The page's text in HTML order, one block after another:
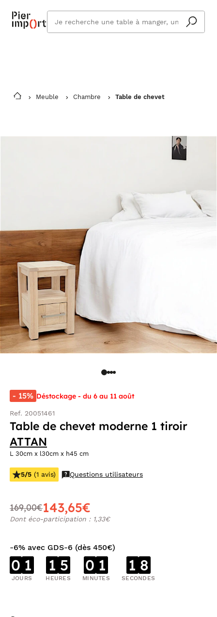
Vous êtes absent ? Pier Import s'adapte
et vous livre à votre retour.
En savoir plus
cherchez
vous ?
Meuble Chambre Table de chevet
- 15% Déstockage - du 6 au 11 août
Ref. 20051461
Table de chevet moderne 1 tiroir
ATTAN
L 30cm x l30cm x h45 cm
5/5 (1 avis) Questions utilisateurs
169,00€143,65€
Dont éco-participation : 1,33€
-6% avec GDS-6 (dès 450€)
0 1
JOURS
1 5
HEURES
0 1
MINUTES
1 7
SECONDES